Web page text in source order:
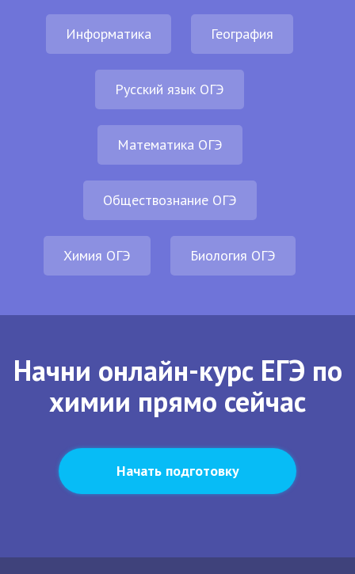
Информатика География
Русский язык ОГЭ
Математика ОГЭ
Обществознание ОГЭ
Химия ОГЭ Биология ОГЭ
Начни онлайн-курс ЕГЭ по
химии прямо сейчас
Начать подготовку